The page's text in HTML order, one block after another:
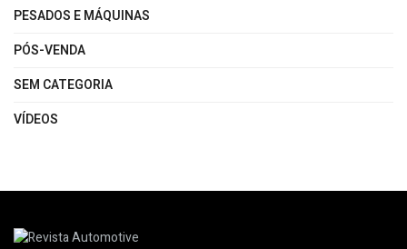
PESADOS E MÁQUINAS
PÓS-VENDA
SEM CATEGORIA
VÍDEOS